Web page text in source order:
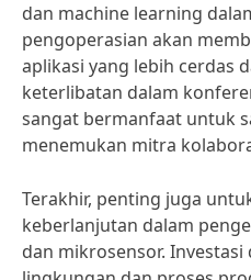
dan machine learning
pengoperasian akan
aplikasi yang lebih cerdas
keterlibatan dalam
sangat bermanfaat untuk
menemukan mitra
Terakhir, penting juga
keberlanjutan dalam
dan mikrosensor.